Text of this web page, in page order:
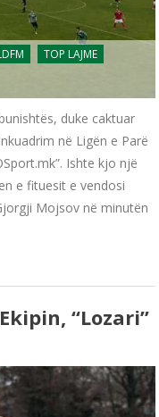
TOP LAJME
duke caktuar
në Ligën e Parë
Ishte kjo një
e fituesit e vendosi
Mojsov në minutën
“Lozari”